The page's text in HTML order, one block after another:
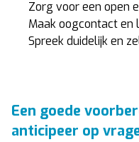
Zorg voor een open
Maak oogcontact en
Spreek duidelijk en
Een goede
anticipeer op